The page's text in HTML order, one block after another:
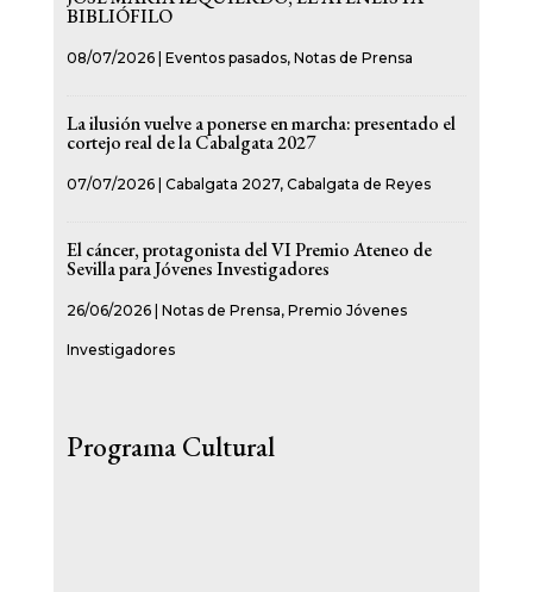
BIBLIÓFILO
08/07/2026| Eventos pasados, Notas de Prensa
La ilusión vuelve a ponerse en marcha: presentado el
cortejo real de la Cabalgata 2027
07/07/2026| Cabalgata 2027, Cabalgata de Reyes
El cáncer, protagonista del VI Premio Ateneo de
Sevilla para Jóvenes Investigadores
26/06/2026| Notas de Prensa, Premio Jóvenes
Investigadores
Programa Cultural